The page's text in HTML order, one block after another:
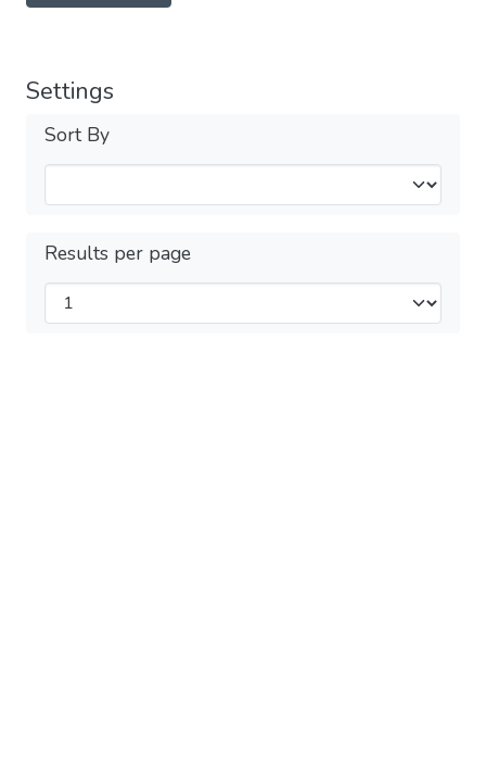
Settings
Sort By
Results per page